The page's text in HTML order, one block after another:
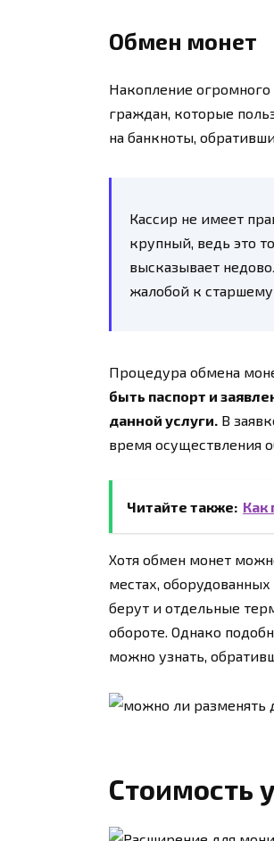
Обмен монет
Накопление огромного
граждан, которые
на банкноты,
Кассир не имеет
крупный, ведь это
высказывает
жалобой к старшему
Процедура обмена
быть паспорт и
данной услуги. В
время осуществления
Читайте также: Как
Хотя обмен монет
местах,
берут и отдельные
обороте. Однако
можно узнать,
Стоимость